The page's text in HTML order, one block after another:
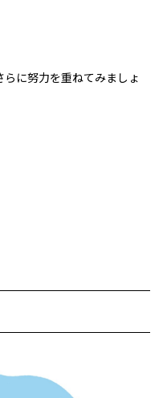
に努力を重ねてみましょ